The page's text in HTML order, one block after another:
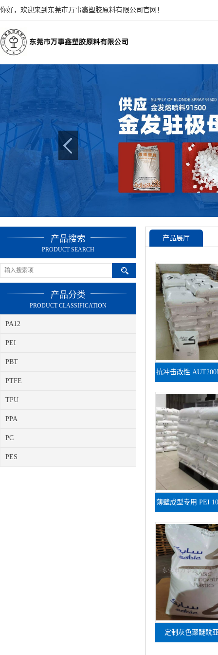
你好，欢迎来到东莞市万事鑫塑胶原料有限公司官网！
产品搜索
PRODUCT SEARCH
产品分类
PRODUCT CLASSIFICATION
PA12
PEI
PBT
PTFE
TPU
PPA
PC
PES
产品展厅
抗冲击改性
车载震动工
薄壁成型专用 PEI
复杂型腔
定制灰色聚醚酰